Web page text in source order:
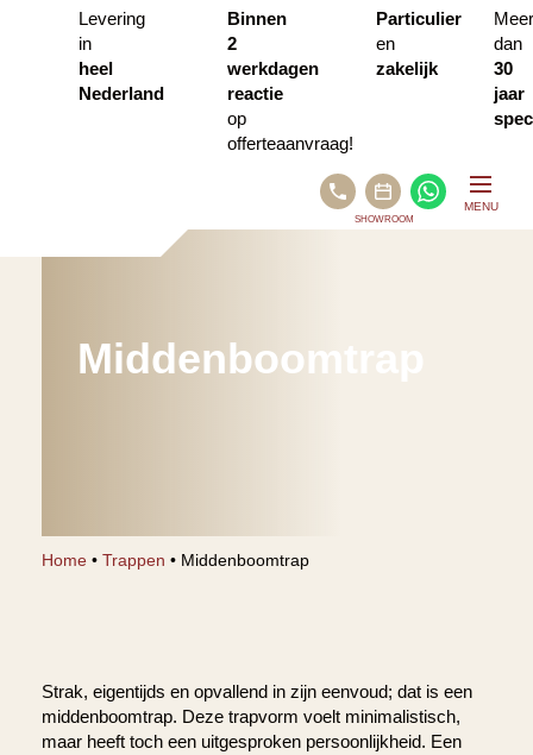
Levering
in
heel
Nederland
Binnen
2
werkdagen
reactie
op
offerteaanvraag!
Particulier
en
zakelijk
Meer
dan
30
jaar
BEL
ONS
SHOWROOM
MENU
Middenboomtrap
Home • Trappen • Middenboomtrap
Strak, eigentijds en opvallend in zijn eenvoud; dat is een
middenboomtrap. Deze trapvorm voelt minimalistisch,
maar heeft toch een uitgesproken persoonlijkheid. Een